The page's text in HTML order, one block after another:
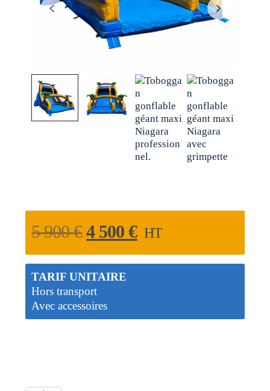
5 900€ 4 500€ HT
TARIF UNITAIRE
Hors transport
Avec accessoires